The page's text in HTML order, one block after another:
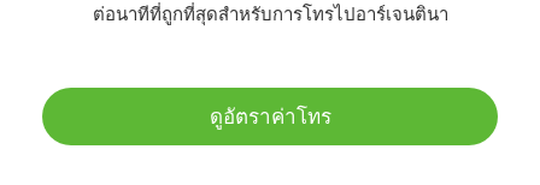
ต่อนาทีที่ถูกที่สุดสำหรับการโทรไปอาร์เจนตินา
ดูอัตราค่าโทร